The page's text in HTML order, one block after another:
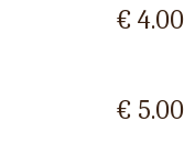
€ 4.00
€ 5.00